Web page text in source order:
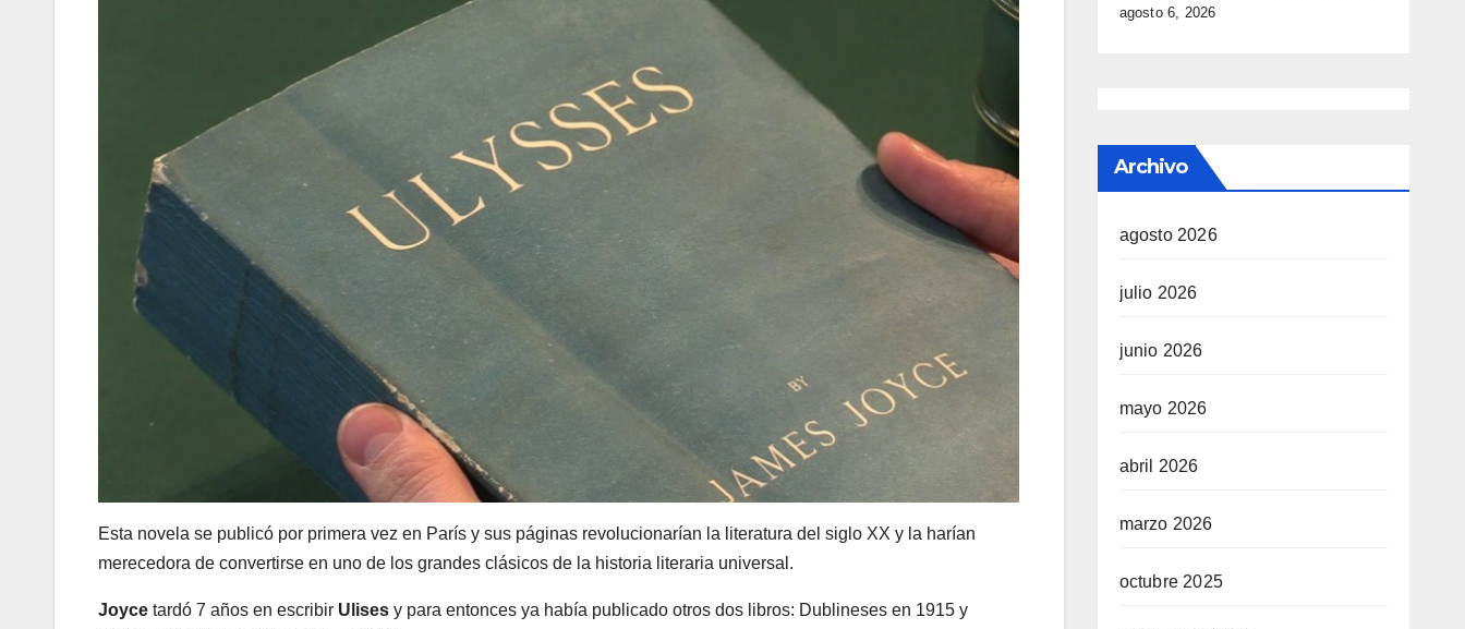
Esta novela se publicó por primera vez en París y sus páginas revolucionarían la literatura del siglo XX y la harían
merecedora de convertirse en uno de los grandes clásicos de la historia literaria universal.
Joyce tardó 7 años en escribir Ulises y para entonces ya había publicado otros dos libros: Dublineses en 1915 y
agosto 6, 2026
Archivo
agosto 2026
julio 2026
junio 2026
mayo 2026
abril 2026
marzo 2026
octubre 2025